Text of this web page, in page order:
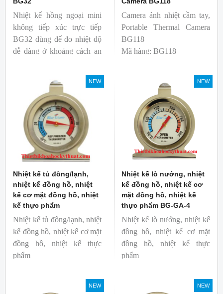
Nhiệt kế hồng ngoại mini
không tiếp xúc trực tiếp
BG32 dùng để đo nhiệt độ
dễ dàng ở khoảng cách an
độ phát xạ nhanh và cố
định giúp người mới bắt
đầu sử dụng dễ dàng.
Camera ảnh nhiệt cầm tay,
Portable Thermal Camera
BG118
Mã hàng: BG118
NEW
Nhiệt kế tủ đông/lạnh,
nhiệt kế đồng hồ, nhiệt
kế cơ mặt đồng hồ, nhiệt
kế thực phẩm
Nhiệt kế tủ đông/lạnh, nhiệt
kế đồng hồ, nhiệt kế cơ mặt
đồng hồ, nhiệt kế thực
phẩm
Thương hiệu: Blue Gizmo
NEW
Nhiệt kế lò nướng, nhiệt
kế đồng hồ, nhiệt kế cơ
mặt đồng hồ, nhiệt kế
thực phẩm BG-GA-4
Nhiệt kế lò nướng, nhiệt kế
đồng hồ, nhiệt kế cơ mặt
đồng hồ, nhiệt kế thực
phẩm
Thương hiệu: Blue Gizmo
NEW NEW